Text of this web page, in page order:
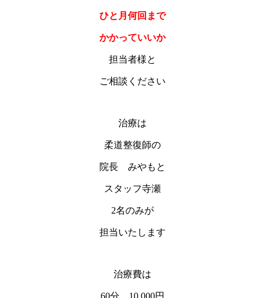
ひと月何回まで
かかっていいか
担当者様と
ご相談ください
治療は
柔道整復師の
院長 みやもと
スタッフ寺瀬
2名のみが
担当いたします
治療費は